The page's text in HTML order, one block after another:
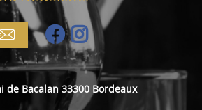
de Bacalan 33300 Bordeaux